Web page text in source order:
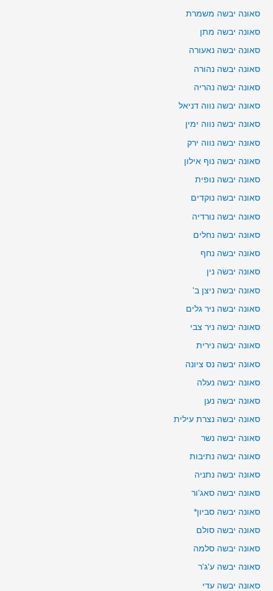
סאונה יבשה משמרת
סאונה יבשה מתן
סאונה יבשה נאעורה
סאונה יבשה נהורה
סאונה יבשה נהריה
סאונה יבשה נווה דניאל
סאונה יבשה נווה ימין
סאונה יבשה נווה ירק
סאונה יבשה נוף אילון
סאונה יבשה נופית
סאונה יבשה נוקדים
סאונה יבשה נורדיה
סאונה יבשה נחלים
סאונה יבשה נחף
סאונה יבשה נין
סאונה יבשה ניצן ב'
סאונה יבשה ניר גלים
סאונה יבשה ניר צבי
סאונה יבשה נירית
סאונה יבשה נס ציונה
סאונה יבשה נעלה
סאונה יבשה נען
סאונה יבשה נצרת עילית
סאונה יבשה נשר
סאונה יבשה נתיבות
סאונה יבשה נתניה
סאונה יבשה סאג'ור
סאונה יבשה סביון*
סאונה יבשה סולם
סאונה יבשה סלמה
סאונה יבשה ע'ג'ר
סאונה יבשה עדי